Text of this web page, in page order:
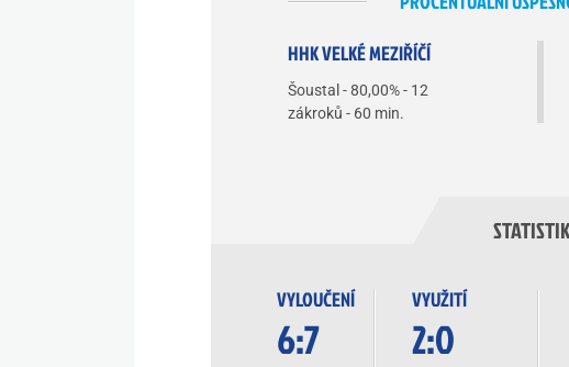
HHK VELKÉ MEZIŘÍČÍ
Šoustal - 80,00% - 12
zákroků - 60 min.
VYLOUČENÍ
6:7
VYUŽITÍ
2:0